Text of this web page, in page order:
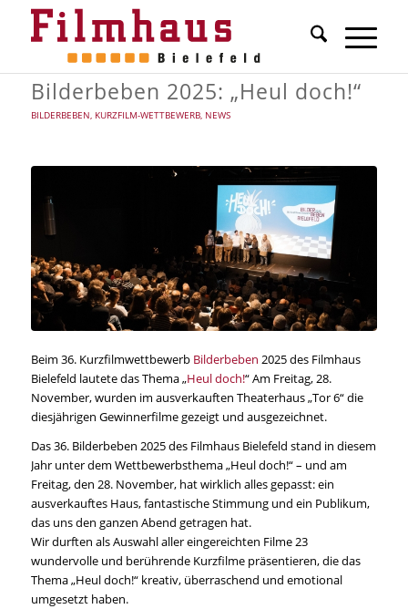
Bilderbeben 2025: „Heul doch!“
BILDERBEBEN, KURZFILM-WETTBEWERB, NEWS
Beim 36. Kurzfilmwettbewerb Bilderbeben 2025 des Filmhaus
Bielefeld lautete das Thema „Heul doch!“ Am Freitag, 28.
November, wurden im ausverkauften Theaterhaus „Tor 6“ die
diesjährigen Gewinnerfilme gezeigt und ausgezeichnet.
Das 36. Bilderbeben 2025 des Filmhaus Bielefeld stand in diesem
Jahr unter dem Wettbewerbsthema „Heul doch!“ – und am
Freitag, den 28. November, hat wirklich alles gepasst: ein
ausverkauftes Haus, fantastische Stimmung und ein Publikum,
das uns den ganzen Abend getragen hat.
Wir durften als Auswahl aller eingereichten Filme 23
wundervolle und berührende Kurzfilme präsentieren, die das
Thema „Heul doch!“ kreativ, überraschend und emotional
umgesetzt haben.